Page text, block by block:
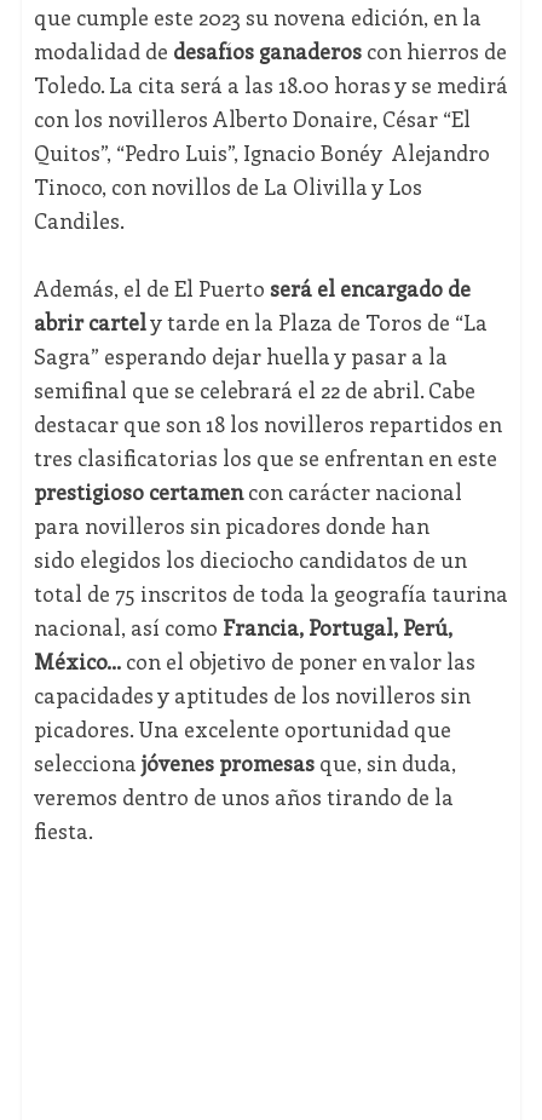
que cumple este 2023 su novena edición, en la
modalidad de desafíos ganaderoscon hierros de
Toledo. La cita será a las 18.00 horas y se medirá
con los novilleros Alberto Donaire, César “El
Quitos”, “Pedro Luis”, Ignacio Bonéy Alejandro
Tinoco, con novillos de La Olivilla y Los
Candiles.
Además, el de El Puerto será el encargado de
abrir cartely tarde en la Plaza de Toros de “La
Sagra” esperando dejar huella y pasar a la
semifinal que se celebrará el 22 de abril. Cabe
destacar que son 18 los novilleros repartidos en
tres clasificatorias los que se enfrentan en este
prestigioso certamencon carácter nacional
para novilleros sin picadores donde han
sido elegidos los dieciocho candidatos de un
total de 75 inscritos de toda la geografía taurina
nacional, así como Francia, Portugal, Perú,
México…con el objetivo de poner en valor las
capacidades y aptitudes de los novilleros sin
picadores. Una excelente oportunidad que
selecciona jóvenes promesasque, sin duda,
veremos dentro de unos años tirando de la
fiesta.